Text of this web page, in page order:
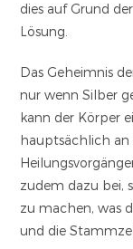
dies auf Grund
Lösung.
Das Geheimnis
nur wenn Silber
kann der Körper
hauptsächlich an
zudem dazu bei,
zu machen, was
und die